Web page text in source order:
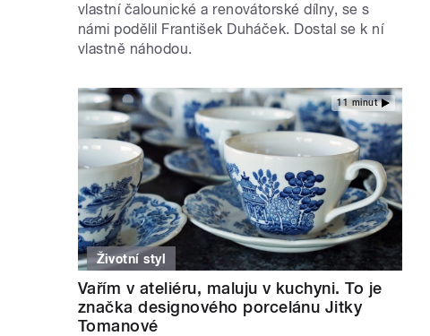
vlastní čalounické a renovátorské dílny, se s
námi podělil František Duháček. Dostal se k ní
vlastně náhodou.
11 minut
Životní styl
Vařím v ateliéru, maluju v kuchyni. To je
značka designového porcelánu Jitky
Tomanové